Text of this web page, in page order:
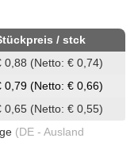
/ stck
0,88 (Netto: € 0,74)
0,79 (Netto: € 0,66)
0,65 (Netto: € 0,55)
(DE - Ausland